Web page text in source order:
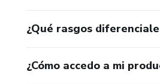
¿Qué rasgos
¿Cómo accedo a mi